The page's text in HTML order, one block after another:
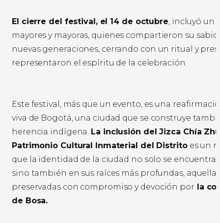
El cierre del festival, el 14 de octubre , incluyó un
mayores y mayoras, quienes compartieron su
nuevas generaciones, cerrando con un ritual y
representaron el espíritu de la celebración.
Este festival, más que un evento, es una
viva de Bogotá, una ciudad que se construye
herencia indígena. La inclusión del Jizca Chía
Patrimonio Cultural Inmaterial del Distritoes un
que la identidad de la ciudad no solo se encuentra
sino también en sus raíces más profundas,
preservadas con compromiso y devoción por la
de Bosa.